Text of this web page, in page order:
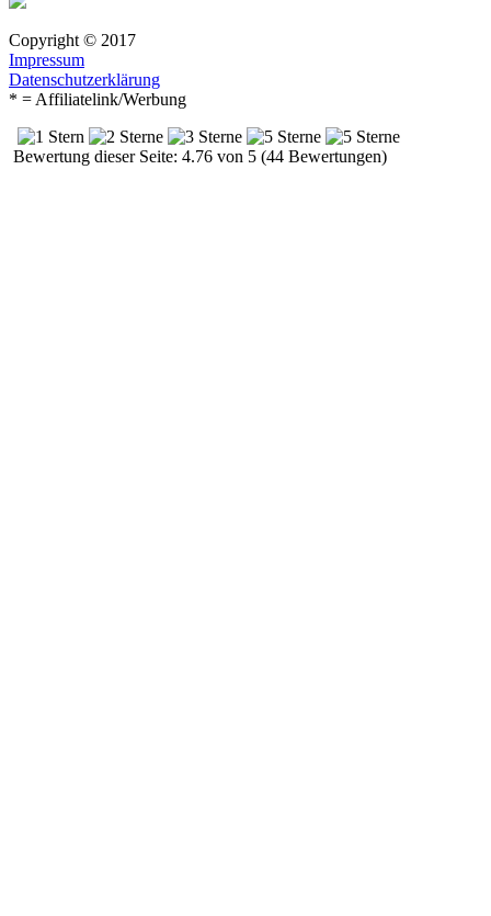
Copyright © 2017
Impressum
Datenschutzerklärung
* = Affiliatelink/Werbung
Bewertung dieser Seite: 4.76 von 5 (44 Bewertungen)